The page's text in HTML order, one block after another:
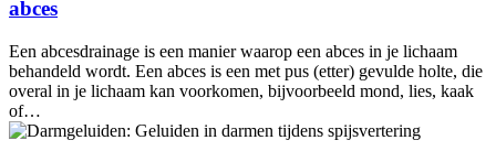
abces
Een abcesdrainage is een manier waarop een abces in je lichaam
behandeld wordt. Een abces is een met pus (etter) gevulde holte, die
overal in je lichaam kan voorkomen, bijvoorbeeld mond, lies, kaak
of…